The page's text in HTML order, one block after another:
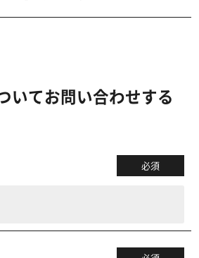
いてお問い合わせする
必須